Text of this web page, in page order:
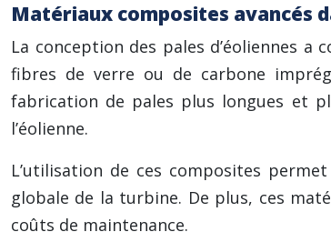
Matériaux composites avancés
La conception des pales d’éoliennes
fibres de verre ou de carbone
fabrication de pales plus longues et
l’éolienne.
L’utilisation de ces composites
globale de la turbine. De plus, ces
coûts de maintenance.